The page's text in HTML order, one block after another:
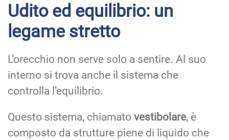
Udito ed equilibrio: un
legame stretto
L’orecchio non serve solo a sentire. Al suo
interno si trova anche il sistema che
controlla l’equilibrio.
Questo sistema, chiamato vestibolare, è
composto da strutture piene di liquido che